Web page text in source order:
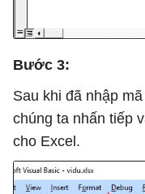
Bước 3:
Sau khi đã nhập
chúng ta nhấn tiếp
cho Excel.